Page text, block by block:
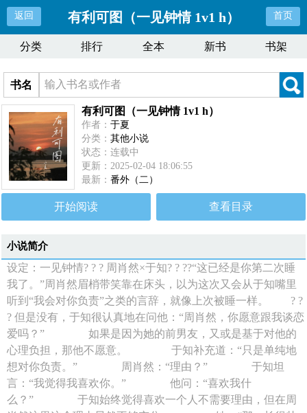
返回 有利可图（一见钟情 1v1 h） 首页
分类 排行 全本 新书 书架
书名
有利可图（一见钟情 1v1 h）
作者：于夏
分类：其他小说
状态：连载中
更新：2025-02-04 18:06:55
最新：番外（二）
开始阅读 查看目录
小说简介
设定：一见钟情? ? ? 周肖然×于知? ? ??“这已经是你第二次睡
我了。”周肖然眉梢带笑靠在床头，以为这次又会从于知嘴里
听到“我会对你负责”之类的言辞，就像上次被睡一样。 ? ?
? 但是没有，于知很认真地在问他：“周肖然，你愿意跟我谈恋
爱吗？” 如果是因为她的前男友，又或是基于对他的
心理负担，那他不愿意。 于知补充道：“只是单纯地
想对你负责。” 周肖然：“理由？” 于知坦
言：“我觉得我喜欢你。” 他问：“喜欢我什
么？” 于知始终觉得喜欢一个人不需要理由，但在周